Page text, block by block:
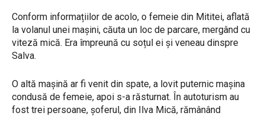
Conform informațiilor de acolo, o femeie din Mititei, aflată
la volanul unei mașini, căuta un loc de parcare, mergând cu
viteză mică. Era împreună cu soțul ei și veneau dinspre
Salva.
O altă mașină ar fi venit din spate, a lovit puternic mașina
condusă de femeie, apoi s-a răsturnat. În autoturism au
fost trei persoane, șoferul, din Ilva Mică, rămânând